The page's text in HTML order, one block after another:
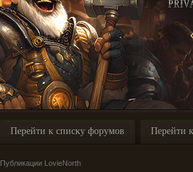
Перейти к списку форумов Перейти
Публикации LovieNorth